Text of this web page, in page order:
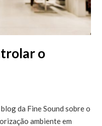
o
da Fine Sound sobre o
ambiente em